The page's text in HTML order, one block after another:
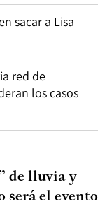
sacar a Lisa
red de
los casos
de lluvia y
será el evento